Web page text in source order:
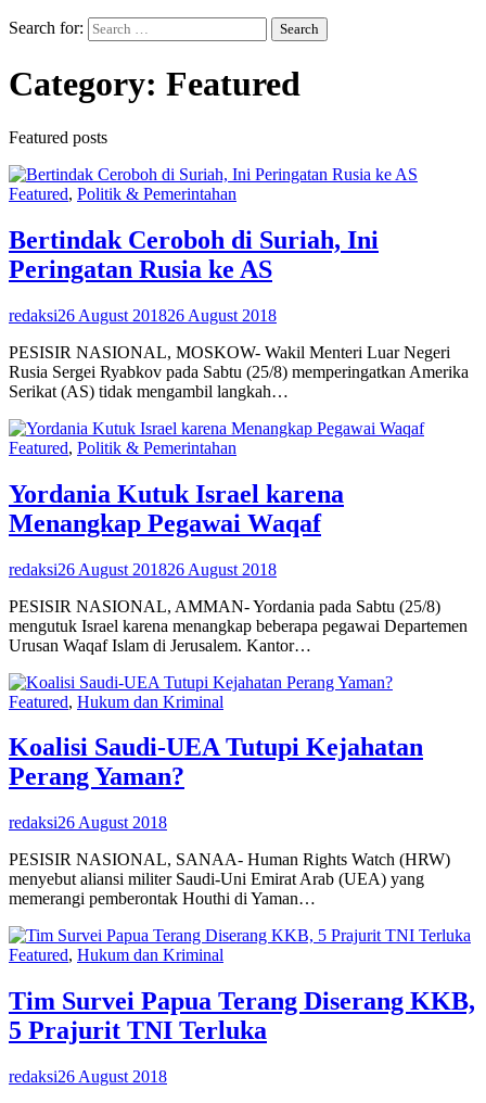
Search for:
Category: Featured
Featured posts
Featured, Politik & Pemerintahan
Bertindak Ceroboh di Suriah, Ini
Peringatan Rusia ke AS
redaksi26 August 201826 August 2018
PESISIR NASIONAL, MOSKOW- Wakil Menteri Luar Negeri
Rusia Sergei Ryabkov pada Sabtu (25/8) memperingatkan Amerika
Serikat (AS) tidak mengambil langkah…
Featured, Politik & Pemerintahan
Yordania Kutuk Israel karena
Menangkap Pegawai Waqaf
redaksi26 August 201826 August 2018
PESISIR NASIONAL, AMMAN- Yordania pada Sabtu (25/8)
mengutuk Israel karena menangkap beberapa pegawai Departemen
Urusan Waqaf Islam di Jerusalem. Kantor…
Featured, Hukum dan Kriminal
Koalisi Saudi-UEA Tutupi Kejahatan
Perang Yaman?
redaksi26 August 2018
PESISIR NASIONAL, SANAA- Human Rights Watch (HRW)
menyebut aliansi militer Saudi-Uni Emirat Arab (UEA) yang
memerangi pemberontak Houthi di Yaman…
Featured, Hukum dan Kriminal
Tim Survei Papua Terang Diserang KKB,
5 Prajurit TNI Terluka
redaksi26 August 2018